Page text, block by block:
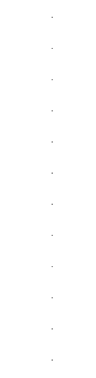
.
.
.
.
.
.
.
.
.
.
.
.